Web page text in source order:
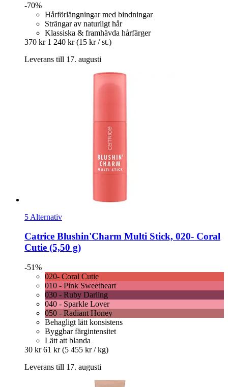
-70%
Hårförlängningar med bindningar
Strängar av naturligt hår
Klassiska & framhävda hårfärger
370 kr 1 240 kr (15 kr / st.)
Leverans till 17. augusti
5 Alternativ
Catrice Blushin'Charm Multi Stick, 020-​ Coral
Cutie (5,50 g)
-51%
020- Coral Cutie
010 - Pink Sweetheart
030 - Ruby Darling
040 - Sparkle Lover
050 - Radiant Honey
Behagligt lätt konsistens
Byggbar färgintensitet
Lätt att blanda
30 kr 61 kr (5 455 kr / kg)
Leverans till 17. augusti